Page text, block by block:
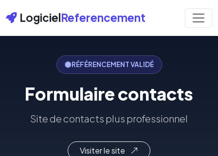
LogicielReferencement
RÉFÉRENCEMENT VALIDÉ
Formulaire contacts
Site de contacts plus professionnel
Visiter le site